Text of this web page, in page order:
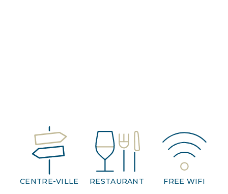
CENTRE-VILLE RESTAURANT FREE WIFI